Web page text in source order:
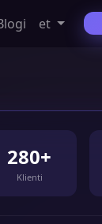
et
280+
Klienti